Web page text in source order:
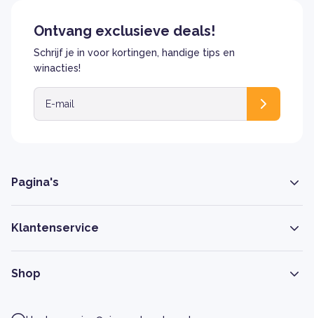
Pagina's
Klantenservice
Shop
Ontvang exclusieve deals!
Schrijf je in voor kortingen, handige tips en
winacties!